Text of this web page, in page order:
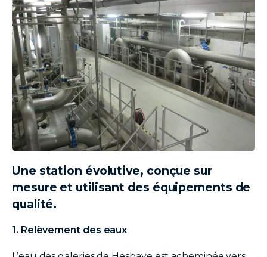
texte
Une station évolutive, conçue sur
mesure et utilisant des équipements de
qualité.
1. Relèvement des eaux